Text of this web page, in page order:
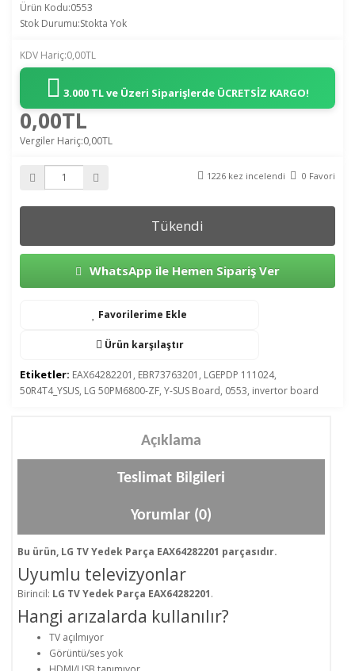
Ürün Kodu:0553
Stok Durumu:Stokta Yok
KDV Hariç:0,00TL
3.000 TL ve Üzeri Siparişlerde ÜCRETSİZ KARGO!
0,00TL
Vergiler Hariç:0,00TL
1226 kez incelendi 0 Favori
Tükendi
WhatsApp ile Hemen Sipariş Ver
Favorilerime Ekle
Ürün karşılaştır
Etiketler: EAX64282201 , EBR73763201 , LGEPDP 111024,
50R4T4_YSUS, LG 50PM6800-ZF, Y-SUS Board, 0553, invertor board
Açıklama
Teslimat Bilgileri
Yorumlar (0)
Bu ürün, LG TV Yedek Parça EAX64282201 parçasıdır.
Uyumlu televizyonlar
Birincil: LG TV Yedek Parça EAX64282201.
Hangi arızalarda kullanılır?
TV açılmıyor
Görüntü/ses yok